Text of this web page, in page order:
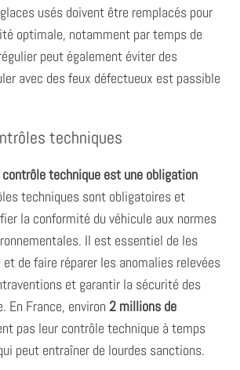
usés doivent être remplacés pour
optimale, notamment par temps de
peut également éviter des
avec des feux défectueux est passible
techniques
contrôle technique est une obligation
techniques sont obligatoires et
la conformité du véhicule aux normes
Il est essentiel de les
et de faire réparer les anomalies relevées
et garantir la sécurité des
En France, environ 2 millions de
pas leur contrôle technique à temps
peut entraîner de lourdes sanctions.